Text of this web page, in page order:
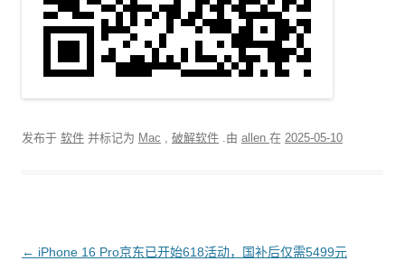
发布于 软件 并标记为 Mac 破解软件 .由 allen 在 2025-05-10
文
← iPhone 16 Pro京东已开始618活动，国补后仅需5499元